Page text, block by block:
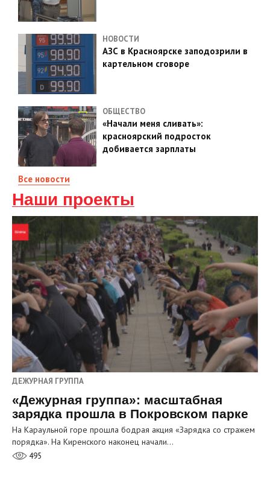
НОВОСТИ
АЗС в Красноярске заподозрили в
картельном сговоре
ОБЩЕСТВО
«Начали меня сливать»:
красноярский подросток
добивается зарплаты
Все новости
Наши проекты
ДЕЖУРНАЯ ГРУППА
«Дежурная группа»: масштабная
зарядка прошла в Покровском парке
На Караульной горе прошла бодрая акция «Зарядка со стражем
порядка». На Киренского наконец начали…
495